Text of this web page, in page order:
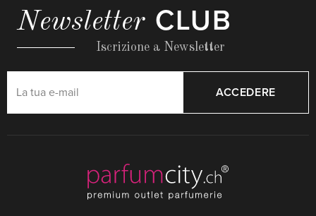
Newsletter CLUB
Iscrizione a Newsletter
ACCEDERE